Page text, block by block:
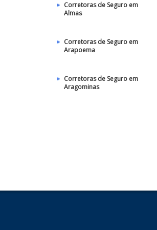
Corretoras de Seguro em
Almas
Corretoras de Seguro em
Arapoema
Corretoras de Seguro em
Aragominas